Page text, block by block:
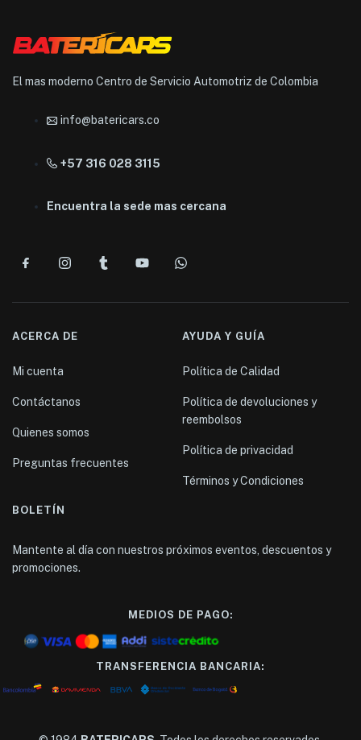
El mas moderno Centro de Servicio Automotriz de Colombia
info@batericars.co
+57 316 028 3115
Encuentra la sede mas cercana
ACERCA DE
Mi cuenta
Contáctanos
Quienes somos
Preguntas frecuentes
AYUDA Y GUÍA
Política de Calidad
Política de devoluciones y
reembolsos
Política de privacidad
Términos y Condiciones
BOLETÍN
Mantente al día con nuestros próximos eventos, descuentos y
promociones.
MEDIOS DE PAGO:
TRANSFERENCIA BANCARIA: